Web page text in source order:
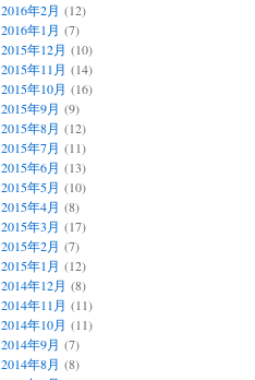
2016年2月 (12)
2016年1月 (7)
2015年12月 (10)
2015年11月 (14)
2015年10月 (16)
2015年9月 (9)
2015年8月 (12)
2015年7月 (11)
2015年6月 (13)
2015年5月 (10)
2015年4月 (8)
2015年3月 (17)
2015年2月 (7)
2015年1月 (12)
2014年12月 (8)
2014年11月 (11)
2014年10月 (11)
2014年9月 (7)
2014年8月 (8)